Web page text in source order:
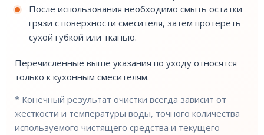
После использования необходимо смыть остатки
грязи с поверхности смесителя, затем протереть
сухой губкой или тканью.
Перечисленные выше указания по уходу относятся
только к кухонным смесителям.
* Конечный результат очистки всегда зависит от
жесткости и температуры воды, точного количества
используемого чистящего средства и текущего